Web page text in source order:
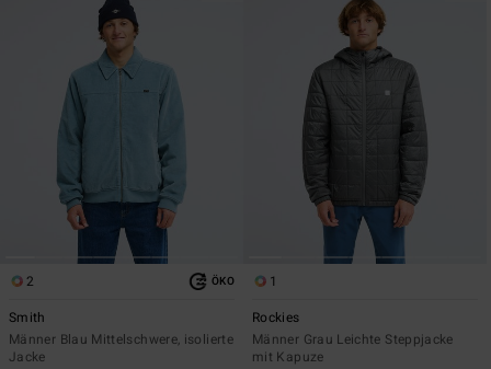
2 ÖKO
Smith
Männer Blau Mittelschwere, isolierte
Jacke
1
Rockies
Männer Grau Leichte Steppjacke
mit Kapuze